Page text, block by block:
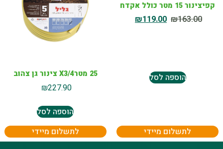
קפיצינור 15 מטר כולל אקדח
₪163.00
₪119.00
הוספה לסל
לתשלום מיידי
25 מטרX3/4 צינור גן צהוב
₪227.90
הוספה לסל
לתשלום מיידי